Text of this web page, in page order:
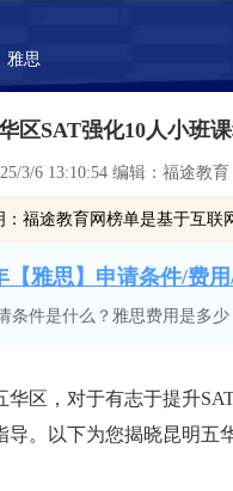
雅思
区SAT强化10人小班
3/6 13:10:54 编辑：福途教
：福途教育网榜单是基于互联
【雅思】申请条件/费
条件是什么？雅思费用是多
华区，对于有志于提升
导。以下为您揭晓昆明五